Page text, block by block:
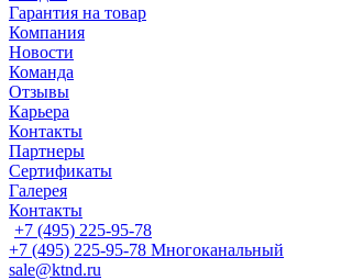
Гарантия на товар
Компания
Новости
Команда
Отзывы
Карьера
Контакты
Партнеры
Сертификаты
Галерея
Контакты
+7 (495) 225-95-78
+7 (495) 225-95-78 Многоканальный
sale@ktnd.ru